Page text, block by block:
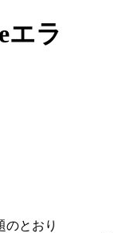
エラ
のとおり